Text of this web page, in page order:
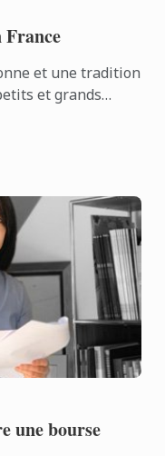
France
et une tradition
et grands
une bourse